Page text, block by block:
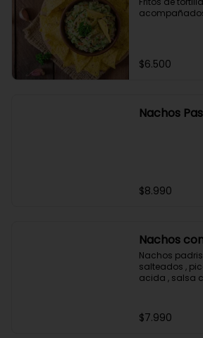
$6.500
Nachos
$8.990
Nachos
Nachos
salteados ,
acida , salsa
$7.990